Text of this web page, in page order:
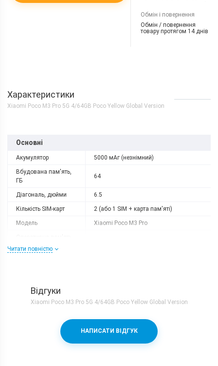
Обмін і повернення
Обмін / повернення
товару протягом 14 днів
Характеристики
Xiaomi Poco M3 Pro 5G 4/64GB Poco Yellow Global Version
Основні
Акумулятор 5000 мАг (незнімний)
Вбудована пам'ять,
ГБ
64
Діагональ, дюйми 6.5
Кількість SIM-карт 2 (або 1 SIM + карта пам'яті)
Модель Xiaomi Poco M3 Pro
ГБ
Тип матриці
Процесор
8
MediaTek Dimensity 700 5G + Mali-G57
Читати повністю
Відгуки
Xiaomi Poco M3 Pro 5G 4/64GB Poco Yellow Global Version
НАПИСАТИ ВІДГУК